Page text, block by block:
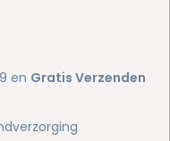
en Gratis Verzenden